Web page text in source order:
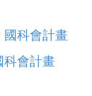
國科會計畫
科會計畫